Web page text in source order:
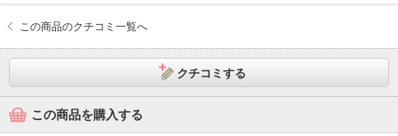
この商品のクチコミ一覧へ
クチコミする
この商品を購入する